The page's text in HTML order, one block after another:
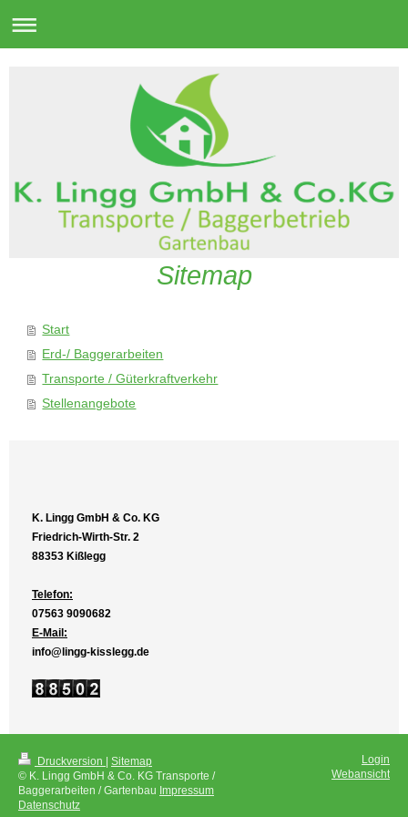
Sitemap
Start
Erd-/ Baggerarbeiten
Transporte / Güterkraftverkehr
Stellenangebote
K. Lingg GmbH & Co. KG
Friedrich-Wirth-Str. 2
88353 Kißlegg
Telefon:
07563 9090682
E-Mail:
info@lingg-kisslegg.de
Druckversion | Sitemap
© K. Lingg GmbH & Co. KG Transporte /
Baggerarbeiten / Gartenbau Impressum
Datenschutz
Login
Webansicht